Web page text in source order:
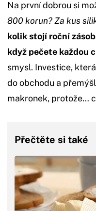
Na první dobrou si
800 korun? Za kus
kolik stojí roční
když pečete každou
smysl. Investice,
do obchodu a
makronek, protože…
Přečtěte si také